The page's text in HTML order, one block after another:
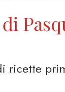
ricette